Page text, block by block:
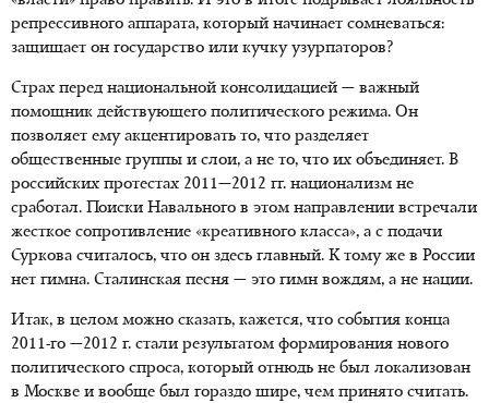
репрессивного аппарата, который начинает сомневаться:
защищает он государство или кучку узурпаторов?
Страх перед национальной консолидацией — важный
помощник действующего политического режима. Он
позволяет ему акцентировать то, что разделяет
общественные группы и слои, а не то, что их объединяет. В
российских протестах 2011—2012 гг. национализм не
сработал. Поиски Навального в этом направлении встречали
жесткое сопротивление «креативного класса», а с подачи
Суркова считалось, что он здесь главный. К тому же в России
нет гимна. Сталинская песня — это гимн вождям, а не нации.
Итак, в целом можно сказать, кажется, что события конца
2011-го —2012 г. стали результатом формирования нового
политического спроса, который отнюдь не был локализован
в Москве и вообще был гораздо шире, чем принято считать.